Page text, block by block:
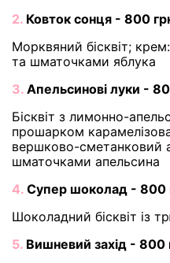
2. Ковток сонця - 800
Морквяний бісквіт;
та шматочками яблука
3. Апельсинові луки -
Бісквіт з лимонно-
прошарком
вершково-сметанковий
шматочками апельсина
4. Супер шоколад - 800
Шоколадний бісквіт із
5. Вишневий захід - 800